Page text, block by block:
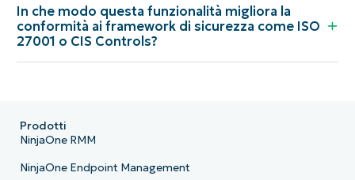
In che modo questa funzionalità migliora la
conformità ai framework di sicurezza come ISO
27001 o CIS Controls?
Prodotti
NinjaOne RMM
NinjaOne Endpoint Management